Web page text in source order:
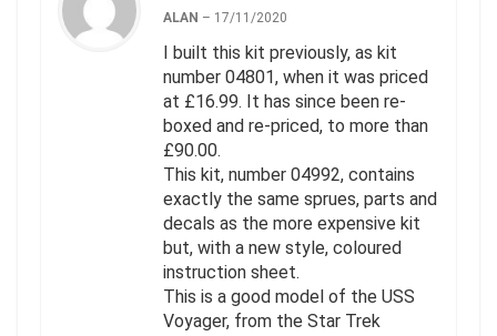
ALAN – 17/11/2020
I built this kit previously, as kit
number 04801, when it was priced
at £16.99. It has since been re-
boxed and re-priced, to more than
£90.00.
This kit, number 04992, contains
exactly the same sprues, parts and
decals as the more expensive kit
but, with a new style, coloured
instruction sheet.
This is a good model of the USS
Voyager, from the Star Trek